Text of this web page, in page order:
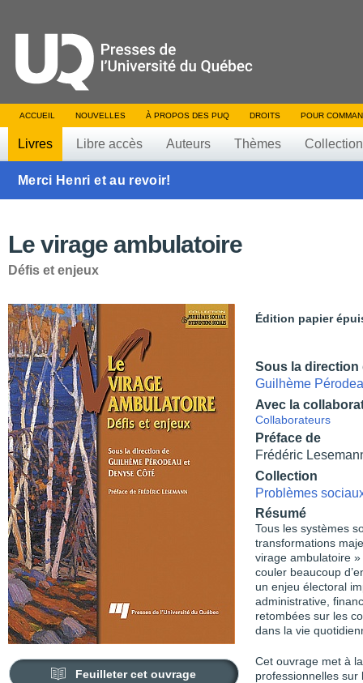
ACCUEIL NOUVELLES À PROPOS DES PUQ DROITS POUR
Livres Libre accès Auteurs Thèmes
Merci Henri et au revoir!
Le virage ambulatoire
Défis et enjeux
Feuilleter cet ouvrage
Édition papier
Sous la direction
Guilhème
Avec la
Collaborateurs
Préface de
Frédéric
Collection
Problèmes
Résumé
Tous les systèmes
transformations
virage ambulatoire
couler beaucoup
un enjeu électoral
administrative,
retombées sur les
dans la vie
Cet ouvrage met à
professionnelles